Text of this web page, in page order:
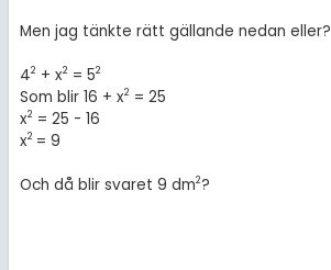
Men jag tänkte rätt gällande nedan eller?
42 + x2 = 52
Som blir 16 + x2 = 25
x2 = 25 - 16
x2 = 9
Och då blir svaret 9 dm2?